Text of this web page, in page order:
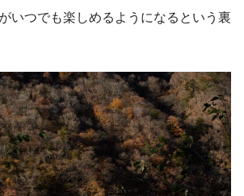
いつでも楽しめるようになるという裏